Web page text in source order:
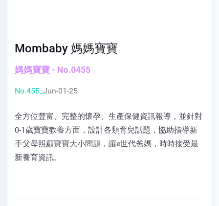
Mombaby 媽媽寶寶
媽媽寶寶 - No.0455
No.455_ Jun-01-25
全方位豐富、完整的懷孕、生產保健資訊報導，並針對
0-1歲寶寶教養方面，設計各類育兒話題，協助指導新
手父母照顧寶寶大小問題，讓e世代爸媽，時時接受最
新養育資訊。